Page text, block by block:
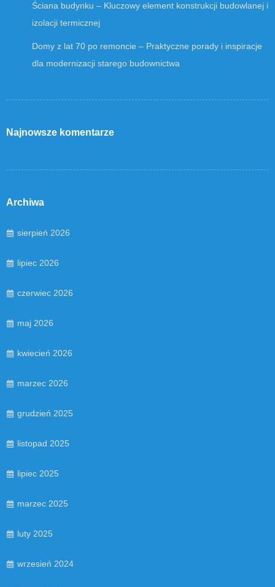
Ściana budynku – Kluczowy element konstrukcji budowlanej i
izolacji termicznej
Domy z lat 70 po remoncie – Praktyczne porady i inspiracje
dla modernizacji starego budownictwa
Najnowsze komentarze
Archiwa
sierpień 2026
lipiec 2026
czerwiec 2026
maj 2026
kwiecień 2026
marzec 2026
grudzień 2025
listopad 2025
lipiec 2025
marzec 2025
luty 2025
wrzesień 2024